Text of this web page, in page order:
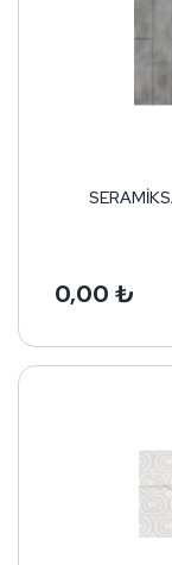
0,00 ₺